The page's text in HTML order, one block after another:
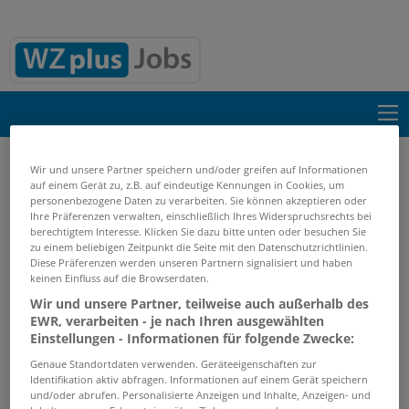
Suche einblenden
Start Suchergebnisse
Jobs von caritasseniorendienste-rhein-
GRENZEN SIE IHRE SUCHE EIN
Keine Suchergebnisse gefunden.
Wir und unsere Partner speichern und/oder greifen auf Informationen
auf einem Gerät zu, z.B. auf eindeutige Kennungen in Cookies, um
personenbezogene Daten zu verarbeiten. Sie können akzeptieren oder
Ihre Präferenzen verwalten, einschließlich Ihres Widerspruchsrechts bei
berechtigtem Interesse. Klicken Sie dazu bitte unten oder besuchen Sie
zu einem beliebigen Zeitpunkt die Seite mit den Datenschutzrichtlinien.
Diese Präferenzen werden unseren Partnern signalisiert und haben
keinen Einfluss auf die Browserdaten.
Wir und unsere Partner, teilweise auch außerhalb des
EWR, verarbeiten - je nach Ihren ausgewählten
Einstellungen - Informationen für folgende Zwecke:
Genaue Standortdaten verwenden. Geräteeigenschaften zur
Identifikation aktiv abfragen. Informationen auf einem Gerät speichern
und/oder abrufen. Personalisierte Anzeigen und Inhalte, Anzeigen- und